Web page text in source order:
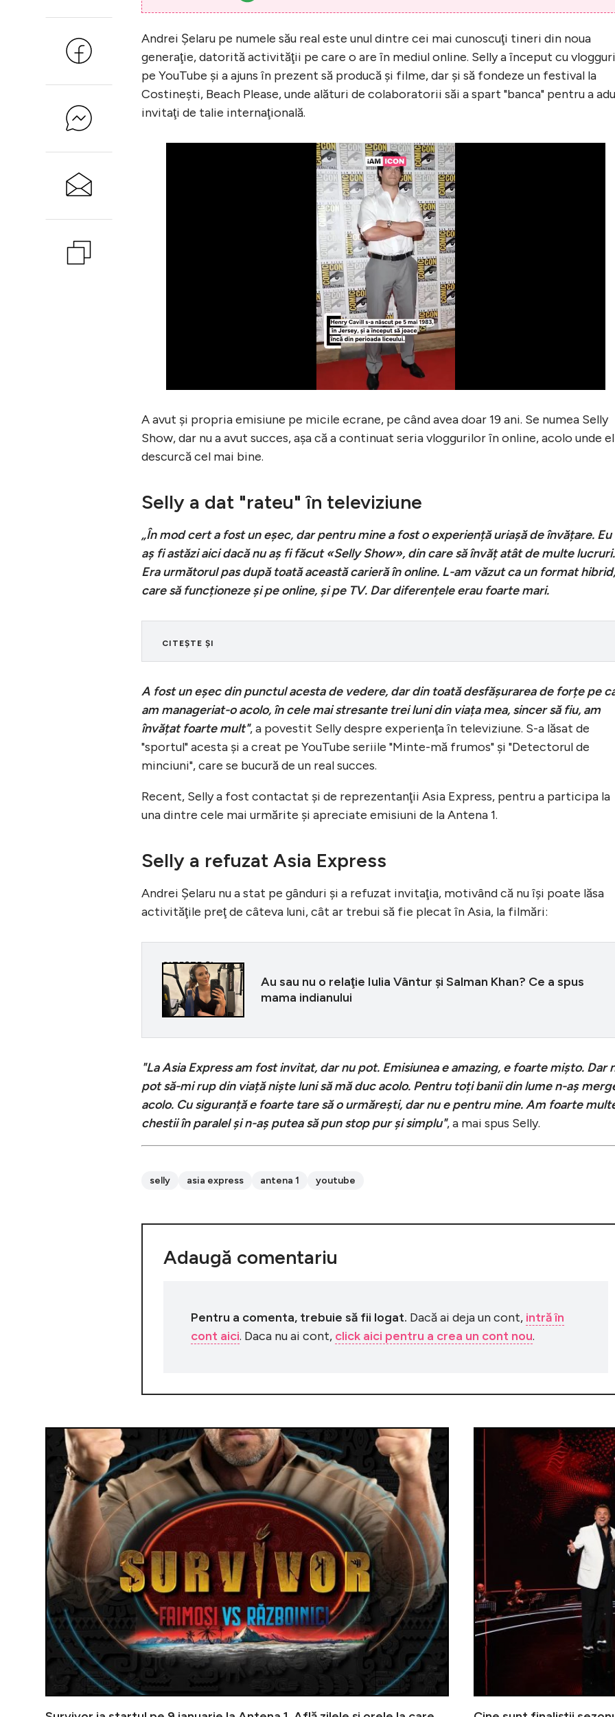
Andrei Şelaru pe numele său real este unul dintre cei mai cunoscuţi tineri din noua
generaţie, datorită activităţii pe care o are în mediul online. Selly a început cu vlogguri
pe YouTube şi a ajuns în prezent să producă şi filme, dar şi să fondeze un festival la
Costineşti, Beach Please, unde alături de colaboratorii săi a spart "banca" pentru a
invitaţi de talie internaţională.
A avut şi propria emisiune pe micile ecrane, pe când avea doar 19 ani. Se numea Selly
Show, dar nu a avut succes, aşa că a continuat seria vloggurilor în online, acolo unde
descurcă cel mai bine.
Selly a dat "rateu" în televiziune
„În mod cert a fost un eșec, dar pentru mine a fost o experiență uriașă de învățare. Eu
aș fi astăzi aici dacă nu aș fi făcut «Selly Show», din care să învăț atât de multe lucruri.
Era următorul pas după toată această carieră în online. L-am văzut ca un format hibrid,
care să funcționeze și pe online, și pe TV. Dar diferențele erau foarte mari.
CITEȘTE ȘI
A fost un eșec din punctul acesta de vedere, dar din toată desfășurarea de forțe pe
am manageriat-o acolo, în cele mai stresante trei luni din viața mea, sincer să fiu, am
învățat foarte mult", a povestit Selly despre experienţa în televiziune. S-a lăsat de
"sportul" acesta şi a creat pe YouTube seriile "Minte-mă frumos" şi "Detectorul de
minciuni", care se bucură de un real succes.
Recent, Selly a fost contactat şi de reprezentanţii Asia Express, pentru a participa la
una dintre cele mai urmărite şi apreciate emisiuni de la Antena 1.
Selly a refuzat Asia Express
Andrei Şelaru nu a stat pe gânduri şi a refuzat invitaţia, motivând că nu îşi poate lăsa
activităţile preţ de câteva luni, cât ar trebui să fie plecat în Asia, la filmări:
CITEȘTE ȘI
Au sau nu o relaţie Iulia Vântur şi Salman Khan? Ce a spus
mama indianului
"La Asia Express am fost invitat, dar nu pot. Emisiunea e amazing, e foarte mișto. Dar
pot să-mi rup din viață niște luni să mă duc acolo. Pentru toți banii din lume n-aș
acolo. Cu siguranță e foarte tare să o urmărești, dar nu e pentru mine. Am foarte
chestii în paralel și n-aș putea să pun stop pur și simplu", a mai spus Selly.
selly asia express antena 1 youtube
Adaugă comentariu
Pentru a comenta, trebuie să fii logat. Dacă ai deja un cont, intră în
cont aici. Daca nu ai cont, click aici pentru a crea un cont nou.